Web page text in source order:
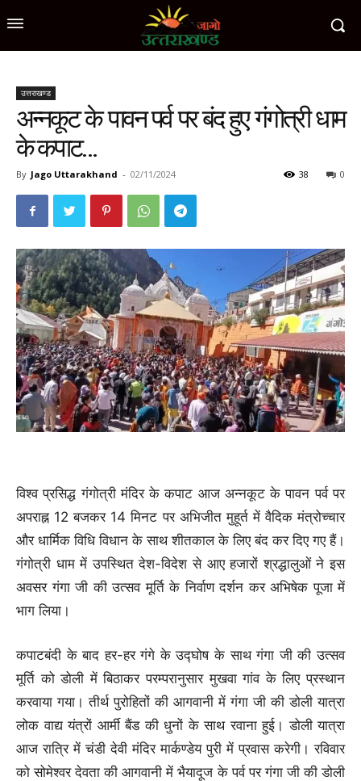
उत्तराखण्ड
अन्नकूट के पावन पर्व पर बंद हुए गंगोत्री धाम
के कपाट…
By Jago Uttarakhand - 02/11/2024 0
38
विश्व प्रसिद्ध गंगोत्री मंदिर के कपाट आज अन्नकूट के पावन पर्व पर
अपराह्न 12 बजकर 14 मिनट पर अभिजीत मुहूर्त में वैदिक मंत्रोच्चार
और धार्मिक विधि विधान के साथ शीतकाल के लिए बंद कर दिए गए हैं।
गंगोत्री धाम में उपस्थित देश-विदेश से आए हजारों श्रद्धालुओं ने इस
अवसर गंगा जी की उत्सव मूर्ति के निर्वाण दर्शन कर अभिषेक पूजा में
भाग लिया।
कपाटबंदी के बाद हर-हर गंगे के उद्घोष के साथ गंगा जी की उत्सव
मूर्ति को डोली में बिठाकर परम्परानुसार मुखवा गांव के लिए प्रस्थान
करवाया गया। तीर्थ पुरोहितों की आगवानी में गंगा जी की डोली यात्रा
लोक वाद्य यंत्रों आर्मी बैंड की धुनों के साथ रवाना हुई। डोली यात्रा
आज रात्रि में चंडी देवी मंदिर मार्कण्डेय पुरी में प्रवास करेगी। रविवार
को सोमेश्वर देवता की आगवानी में भैयादूज के पर्व पर गंगा जी की डोली